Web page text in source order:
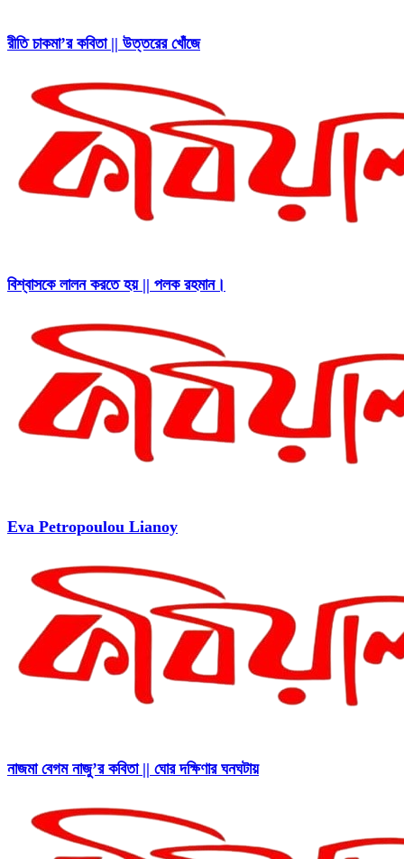
রীতি চাকমা’র কবিতা || উত্তরের খোঁজে
বিশ্বাসকে লালন করতে হয় || পলক রহমান।
Eva Petropoulou Lianoy
নাজমা বেগম নাজু’র কবিতা || ঘোর দক্ষিণার ঘনঘটায়